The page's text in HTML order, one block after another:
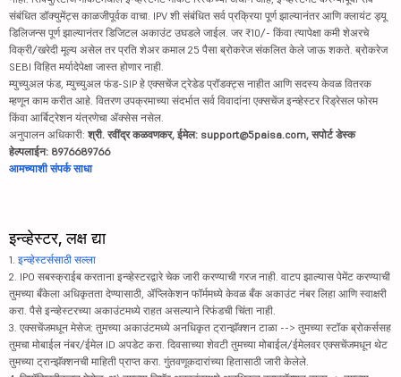
संबंधित डॉक्युमेंट्स काळजीपूर्वक वाचा. IPV शी संबंधित सर्व प्रक्रिया पूर्ण झाल्यानंतर आणि क्लायंट ड्यू
डिलिजन्स पूर्ण झाल्यानंतर डिजिटल अकाउंट उघडले जाईल. जर ₹10/- किंवा त्यापेक्षा कमी शेअरचे
विक्री/खरेदी मूल्य असेल तर प्रति शेअर कमाल 25 पैसा ब्रोकरेज संकलित केले जाऊ शकते. ब्रोकरेज
SEBI विहित मर्यादेपेक्षा जास्त होणार नाही.
म्युच्युअल फंड, म्युच्युअल फंड-SIP हे एक्सचेंज ट्रेडेड प्रॉडक्ट्स नाहीत आणि सदस्य केवळ वितरक
म्हणून काम करीत आहे. वितरण उपक्रमाच्या संदर्भात सर्व विवादांना एक्सचेंज इन्व्हेस्टर रिड्रेसल फोरम
किंवा आर्बिट्रेशन यंत्रणेचा ॲक्सेस नसेल.
अनुपालन अधिकारी: श्री. रवींद्र कळवणकर, ईमेल: support@5paisa.com, सपोर्ट डेस्क
हेल्पलाईन: 8976689766
आमच्याशी संपर्क साधा
इन्व्हेस्टर, लक्ष द्या
1. इन्व्हेस्टर्ससाठी सल्ला
2. IPO सबस्क्राईब करताना इन्व्हेस्टरद्वारे चेक जारी करण्याची गरज नाही. वाटप झाल्यास पेमेंट करण्याची
तुमच्या बँकेला अधिकृतता देण्यासाठी, ॲप्लिकेशन फॉर्ममध्ये केवळ बँक अकाउंट नंबर लिहा आणि स्वाक्षरी
करा. पैसे इन्व्हेस्टरच्या अकाउंटमध्ये राहत असल्याने रिफंडची चिंता नाही.
3. एक्सचेंजमधून मेसेज: तुमच्या अकाउंटमध्ये अनधिकृत ट्रान्झॅक्शन टाळा --> तुमच्या स्टॉक ब्रोकर्ससह
तुमचा मोबाईल नंबर/ईमेल ID अपडेट करा. दिवसाच्या शेवटी तुमच्या मोबाईल/ईमेलवर एक्सचेंजमधून थेट
तुमच्या ट्रान्झॅक्शनची माहिती प्राप्त करा. गुंतवणूकदारांच्या हितासाठी जारी केलेले.